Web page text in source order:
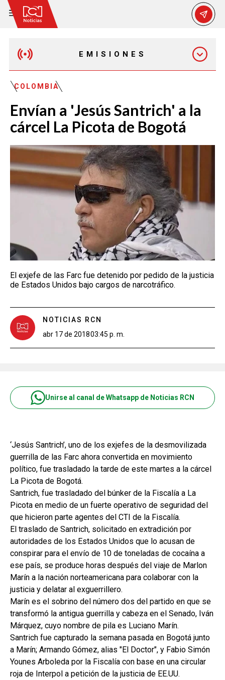
EMISIONES
EMISIÓN 7:00 PM
COLOMBIA
Envían a 'Jesús Santrich' a la
cárcel La Picota de Bogotá
El exjefe de las Farc fue detenido por pedido de la justicia
de Estados Unidos bajo cargos de narcotráfico.
NOTICIAS RCN
abr 17 de 201803:45 p. m.
Unirse al canal de Whatsapp de Noticias RCN
‘Jesús Santrich’, uno de los exjefes de la desmovilizada
guerrilla de las Farc ahora convertida en movimiento
político, fue trasladado la tarde de este martes a la cárcel
La Picota de Bogotá.
Santrich, fue trasladado del búnker de la Fiscalía a La
Picota en medio de un fuerte operativo de seguridad del
que hicieron parte agentes del CTI de la Fiscalía.
El traslado de Santrich, solicitado en extradición por
autoridades de los Estados Unidos que lo acusan de
conspirar para el envío de 10 de toneladas de cocaína a
ese país, se produce horas después del viaje de Marlon
Marín a la nación norteamericana para colaborar con la
justicia y delatar al exguerrillero.
Marín es el sobrino del número dos del partido en que se
transformó la antigua guerrilla y cabeza en el Senado, Iván
Márquez, cuyo nombre de pila es Luciano Marín.
Santrich fue capturado la semana pasada en Bogotá junto
a Marín; Armando Gómez, alias "El Doctor", y Fabio Simón
Younes Arboleda por la Fiscalía con base en una circular
roja de Interpol a petición de la justicia de EE.UU.